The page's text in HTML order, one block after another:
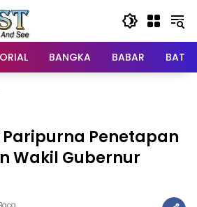
BANGKA BABAR
Penetapan
Wakil Gubernur